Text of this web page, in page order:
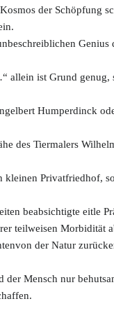
der Schöpfung
Genius
ist Grund genug,
Humperdinck
des Tiermalers
kleinen Privatfriedhof,
beabsichtigte eitle
teilweisen Morbidität
der Natur
Mensch nur